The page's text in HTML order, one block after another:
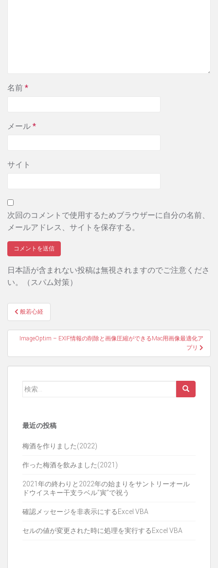
名前 *
メール *
サイト
次回のコメントで使用するためブラウザーに自分の名前、
メールアドレス、サイトを保存する。
日本語が含まれない投稿は無視されますのでご注意くださ
い。（スパム対策）
投
稿
ナ
ビ
ョ
ン
般若心経
ImageOptim – EXIF情報の削除と画像圧縮ができるMac用画像最適化ア
プリ
検
最近の投稿
梅酒を作りました(2022)
作った梅酒を飲みました(2021)
2021年の終わりと2022年の始まりをサントリーオール
ドウイスキー干支ラベル”寅”で祝う
確認メッセージを非表示にするExcel VBA
セルの値が変更された時に処理を実行するExcel VBA